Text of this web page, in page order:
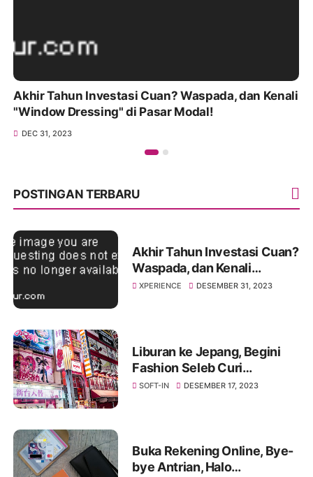
Akhir Tahun Investasi Cuan? Waspada, dan Kenali
"Window Dressing" di Pasar Modal!
DEC 31, 2023
POSTINGAN TERBARU
Akhir Tahun Investasi Cuan?
Waspada, dan Kenali
"Window Dressing" di Pasar
XPERIENCE DESEMBER 31, 2023
Liburan ke Jepang, Begini
Fashion Seleb Curi
Perhatian Dari Riize Hingga
SOFT-IN DESEMBER 17, 2023
Buka Rekening Online, Bye-
bye Antrian, Halo